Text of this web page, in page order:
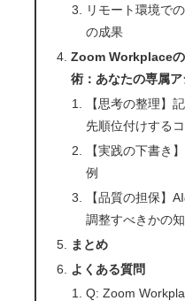
リモート環境で
の成果
Zoom Workplaceの
術：あなたの専属
【思考の整理】
先順位付けする
【実践の下書き
例
【品質の担保】
調整すべきかの
まとめ
よくある質問
Q: Zoom